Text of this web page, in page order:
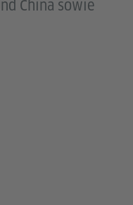
China sowie